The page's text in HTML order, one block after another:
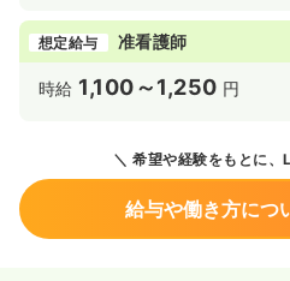
想定給与 准看護師
時給 1,100～1,250 円
希望や経験をもとに、
給与や働き方につ